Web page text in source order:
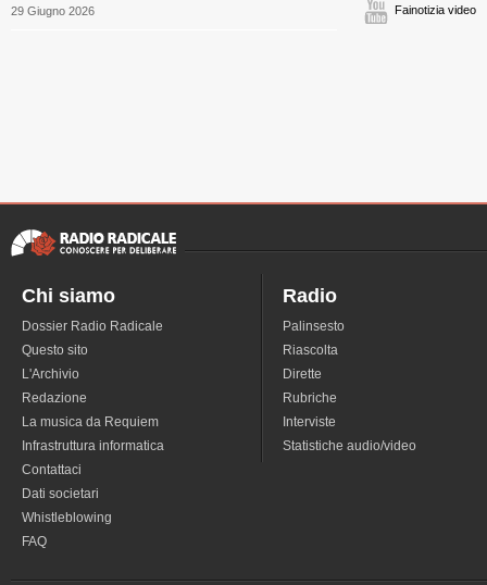
29 Giugno 2026
Fainotizia video
Chi siamo
Dossier Radio Radicale
Questo sito
L'Archivio
Redazione
La musica da Requiem
Infrastruttura informatica
Contattaci
Dati societari
Whistleblowing
FAQ
Radio
Palinsesto
Riascolta
Dirette
Rubriche
Interviste
Statistiche audio/video